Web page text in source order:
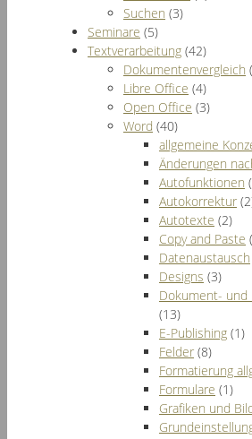
Suchen (3)
Seminare (5)
Textverarbeitung (42)
Dokumentenvergleich
Libre Office (4)
Open Office (3)
Word (40)
allgemeine
Änderungen
Autofunktionen
Autokorrektur
Autotexte (2)
Copy and Paste
Datenaustausch
Designs (3)
Dokument- und
(13)
E-Publishing (1)
Felder (8)
Formatierung
Formulare (1)
Grafiken und